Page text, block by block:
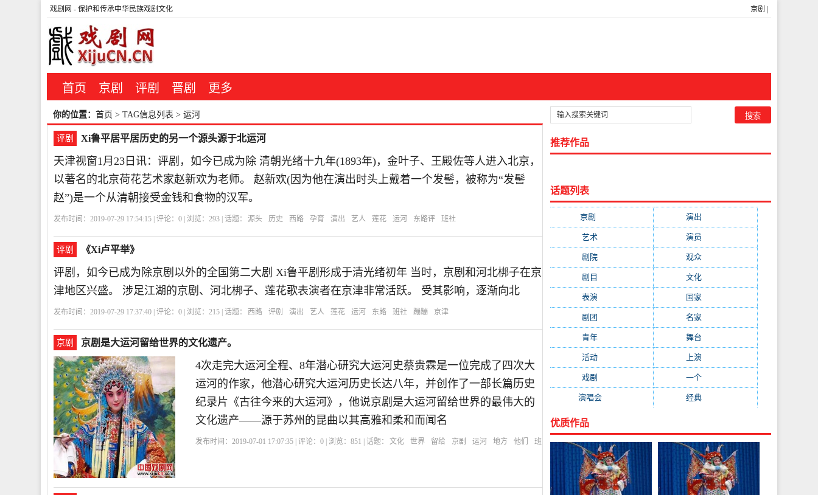
京剧
戏剧网 - 保护和传承中华民族戏剧文化
首页 京剧 评剧 晋剧 更多
你的位置： 首页 > TAG信息列表 > 运河
评剧 Xi鲁平居平居历史的另一个源头源于北运河
天津视窗1月23日讯：评剧，如今已成为除 清朝光绪十九年(1893年)，金叶子、王殿佐等人进入北京，
以著名的北京荷花艺术家赵新欢为老师。 赵新欢(因为他在演出时头上戴着一个发髻，被称为“发髻
赵”)是一个从清朝接受金钱和食物的汉军。
发布时间：2019-07-29 17:54:15 | 评论： 0 | 浏览： 293 | 话题： 源头 历史 西路 孕育 演出 艺人 莲花 运河 东路评 班社
评剧 《Xi卢平举》
评剧，如今已成为除京剧以外的全国第二大剧 Xi鲁平剧形成于清光绪初年 当时，京剧和河北梆子在京
津地区兴盛。 涉足江湖的京剧、河北梆子、莲花歌表演者在京津非常活跃。 受其影响，逐渐向北
发布时间：2019-07-29 17:37:40 | 评论： 0 | 浏览： 215 | 话题： 西路 评剧 演出 艺人 莲花 运河 东路 班社 蹦蹦 京津
京剧 京剧是大运河留给世界的文化遗产。
4次走完大运河全程、8年潜心研究大运河史蔡贵霖是一位完成了四次大
运河的作家，他潜心研究大运河历史长达八年，并创作了一部长篇历史
纪录片《古往今来的大运河》，他说京剧是大运河留给世界的最伟大的
文化遗产——源于苏州的昆曲以其高雅和柔和而闻名
发布时间：2019-07-01 17:07:35 | 评论：0 | 浏览：851 | 话题： 文化 世界 留给 京剧 运河 地方 他们
班
推荐作品
话题列表
京剧 演出
艺术 演员
剧院 观众(2300)
剧目 文化(1664)
表演 国家
剧团 名家
青年 舞台
活动 上演
戏剧 一个(1068)
演唱会(1053) 经典(1009)
优质作品